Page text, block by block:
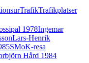
TrafikTrafikplatser
1978Ingemar
Lars-Henrik
SMoK-resa
Hård 1984